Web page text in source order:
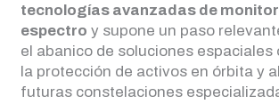
tecnologías avanzadas de
espectro y supone un paso
el abanico de soluciones espaciales
la protección de activos en órbita y
futuras constelaciones